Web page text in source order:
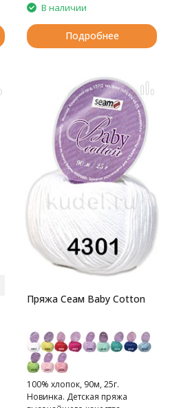
В наличии
Подробнее
Пряжа Сеам Baby Cotton
100% хлопок, 90м, 25г.
Новинка. Детская пряжа